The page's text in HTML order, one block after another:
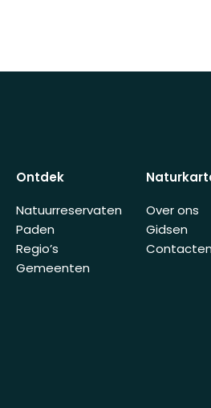
Ontdek
Natuurreservaten
Paden
Regio’s
Gemeenten
Over ons
Gidsen
Contacten